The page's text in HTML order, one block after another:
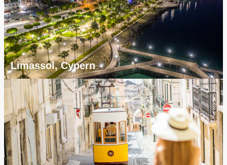
Limassol, Cypern